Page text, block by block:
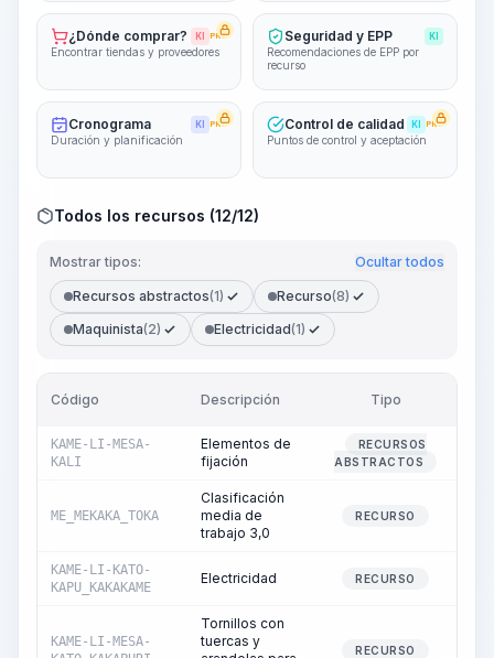
¿Dónde comprar? KI PRO
Encontrar tiendas y proveedores
Seguridad y EPP KI
Recomendaciones de EPP por
recurso
Cronograma KI PRO
Duración y planificación
Control de calidad KI PRO
Puntos de control y aceptación
Todos los recursos (12/12)
Mostrar tipos: Ocultar todos
Recursos abstractos(1) Recurso(8)
Maquinista(2) Electricidad(1)
Código Descripción Tipo
KAME-LI-MESA-
KALI
Elementos de
fijación
RECURSOS
ABSTRACTOS
ME_MEKAKA_TOKA
Clasificación
media de
trabajo 3,0
RECURSO
KAME-LI-KATO-
KAPU_KAKAKAME
Electricidad RECURSO
KAME-LI-MESA-
Tornillos con
tuercas y
RECURSO